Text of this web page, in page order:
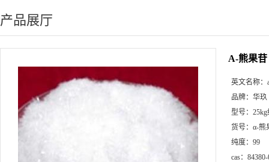
产品展厅
A-熊果
英文名称：
品牌： 华玖
型号：
货号： α-熊
纯度： 99
cas：